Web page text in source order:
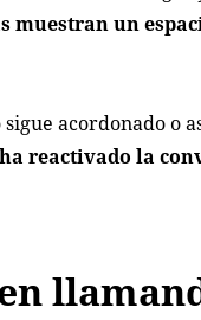
muestran un
acordonado o
reactivado la